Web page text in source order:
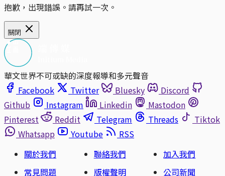
抱歉，出現錯誤。請再試一次。
關閉
華文世界不可或缺的深度報導和多元聲音
Facebook
Twitter Bluesky
Discord
Github
Instagram Linkedin
Mastodon
Pinterest
Reddit Telegram Threads
Tiktok
Whatsapp
Youtube
RSS
關於我們
聯絡我們
加入我們
常見問題
版權聲明
公司新聞